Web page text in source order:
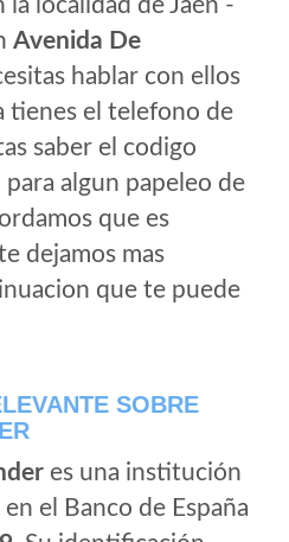
la localidad de Jaén -
Avenida De
hablar con ellos
tienes el telefono de
saber el codigo
algun papeleo de
que es
dejamos mas
que te puede
SOBRE
es una institución
el Banco de España